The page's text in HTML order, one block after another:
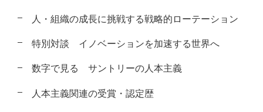
人・組織の成長に挑戦する戦略的 ローテーション
特別対談 イノベーションを加速する世界へ
数字で見る サントリーの人本主義
人本主義関連の受賞・認定歴